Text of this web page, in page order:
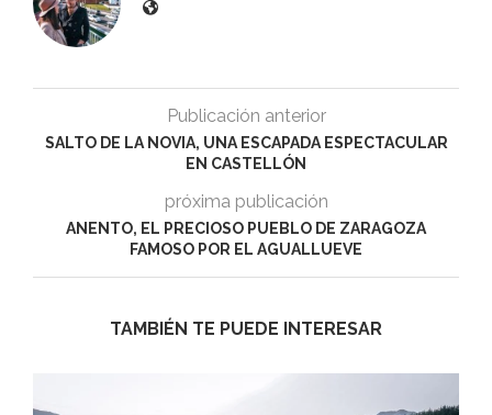
SALTO DE LA NOVIA, UNA ESCAPADA ESPECTACULAR
próxima publicación
ANENTO, EL PRECIOSO PUEBLO DE ZARAGOZA
FAMOSO POR EL AGUALLUEVE
TAMBIÉN TE PUEDE INTERESAR